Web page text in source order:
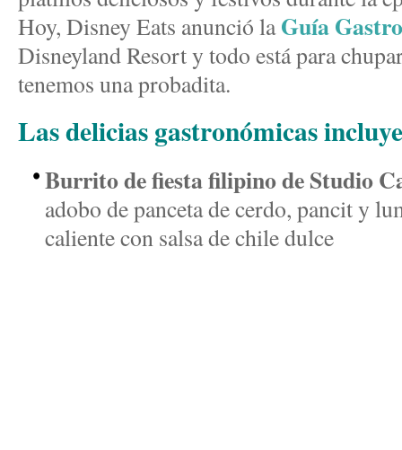
Hoy, Disney Eats anunció la Guía
Disneyland Resort y todo está para
tenemos una probadita.
Las delicias gastronómicas
Burrito de fiesta filipino de Studio
adobo de panceta de cerdo, pancit y
caliente con salsa de chile dulce